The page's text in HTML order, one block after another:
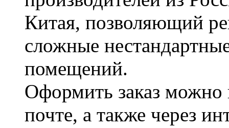
Китая, позволяющий
сложные
помещений.
Оформить заказ можно
почте, а также через